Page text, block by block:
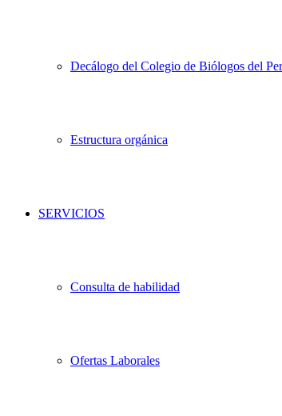
Decálogo del Colegio de Biólogos del
Estructura orgánica
SERVICIOS
Consulta de habilidad
Ofertas Laborales